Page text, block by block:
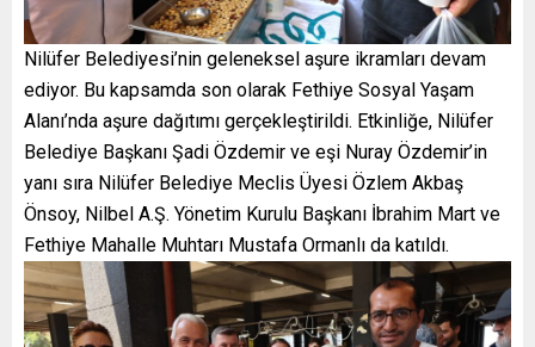
Nilüfer Belediyesi’nin geleneksel aşure ikramları devam
ediyor. Bu kapsamda son olarak Fethiye Sosyal Yaşam
Alanı’nda aşure dağıtımı gerçekleştirildi. Etkinliğe, Nilüfer
Belediye Başkanı Şadi Özdemir ve eşi Nuray Özdemir’in
yanı sıra Nilüfer Belediye Meclis Üyesi Özlem Akbaş
Önsoy, Nilbel A.Ş. Yönetim Kurulu Başkanı İbrahim Mart ve
Fethiye Mahalle Muhtarı Mustafa Ormanlı da katıldı.